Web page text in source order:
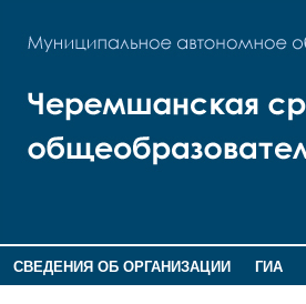
СВЕДЕНИЯ ОБ ОРГАНИЗАЦИИ ГИА